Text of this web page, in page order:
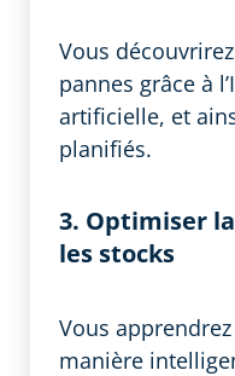
Vous
pannes grâce à
artificielle, et
planifiés.
3. Optimiser
les stocks
Vous
manière